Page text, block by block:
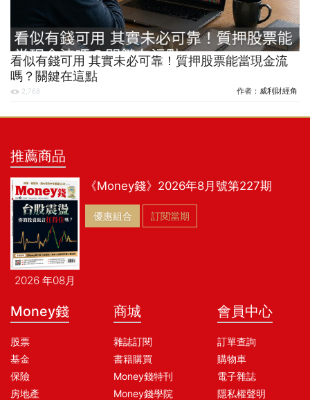
看似有錢可用 其實未必可靠！質押股票能當現金流
嗎？關鍵在這點
2,768 作者： 威利財經角
推薦商品
2026 年08月
《Money錢》2026年8月號第227期
優惠組合 訂閱當期
Money錢
股票
基金
保險
房地產
商城
雜誌訂閱
書籍購買
Money錢特刊
Money錢學院
會員中心
訂單查詢
購物車
電子雜誌
隱私權聲明